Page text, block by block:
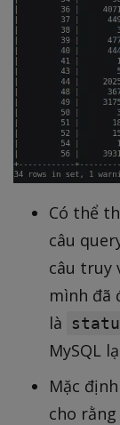
Có thể
câu
câu truy
mình đã
là
MySQL
Mặc
cho